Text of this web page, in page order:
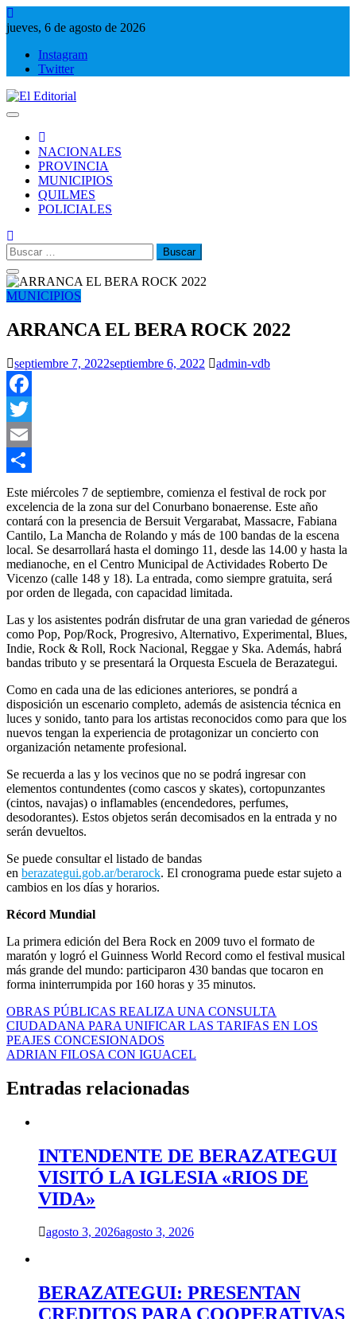
Saltar
al
jueves, 6 de agosto de 2026
Instagram
Twitter
NACIONALES
PROVINCIA
MUNICIPIOS
QUILMES
POLICIALES
Buscar:
MUNICIPIOS
ARRANCA EL BERA ROCK 2022
septiembre 7, 2022septiembre 6, 2022 admin-vdb
Facebook
Twitter
Email
Compartir
Este miércoles 7 de septiembre, comienza el festival de rock por
excelencia de la zona sur del Conurbano bonaerense. Este año
contará con la presencia de Bersuit Vergarabat, Massacre, Fabiana
Cantilo, La Mancha de Rolando y más de 100 bandas de la escena
local. Se desarrollará hasta el domingo 11, desde las 14.00 y hasta la
medianoche, en el Centro Municipal de Actividades Roberto De
Vicenzo (calle 148 y 18). La entrada, como siempre gratuita, será
por orden de llegada, con capacidad limitada.
Las y los asistentes podrán disfrutar de una gran variedad de géneros
como Pop, Pop/Rock, Progresivo, Alternativo, Experimental, Blues,
Indie, Rock & Roll, Rock Nacional, Reggae y Ska. Además, habrá
bandas tributo y se presentará la Orquesta Escuela de Berazategui.
Como en cada una de las ediciones anteriores, se pondrá a
disposición un escenario completo, además de asistencia técnica en
luces y sonido, tanto para los artistas reconocidos como para que los
nuevos tengan la experiencia de protagonizar un concierto con
organización netamente profesional.
Se recuerda a las y los vecinos que no se podrá ingresar con
elementos contundentes (como cascos y skates), cortopunzantes
(cintos, navajas) o inflamables (encendedores, perfumes,
desodorantes). Estos objetos serán decomisados en la entrada y no
serán devueltos.
Se puede consultar el listado de bandas
en berazategui.gob.ar/berarock. El cronograma puede estar sujeto a
cambios en los días y horarios.
Récord Mundial
La primera edición del Bera Rock en 2009 tuvo el formato de
maratón y logró el Guinness World Record como el festival musical
más grande del mundo: participaron 430 bandas que tocaron en
forma ininterrumpida por 160 horas y 35 minutos.
Navegación
de
entradas
OBRAS PÚBLICAS REALIZA UNA CONSULTA
CIUDADANA PARA UNIFICAR LAS TARIFAS EN LOS
PEAJES CONCESIONADOS
ADRIAN FILOSA CON IGUACEL
Entradas relacionadas
INTENDENTE DE BERAZATEGUI
VISITÓ LA IGLESIA «RIOS DE
VIDA»
agosto 3, 2026agosto 3, 2026
BERAZATEGUI: PRESENTAN
CREDITOS PARA COOPERATIVAS